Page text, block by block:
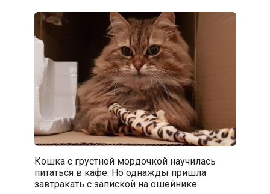
Кошка с грустной мордочкой научилась
питаться в кафе. Но однажды пришла
завтракать с запиской на ошейнике